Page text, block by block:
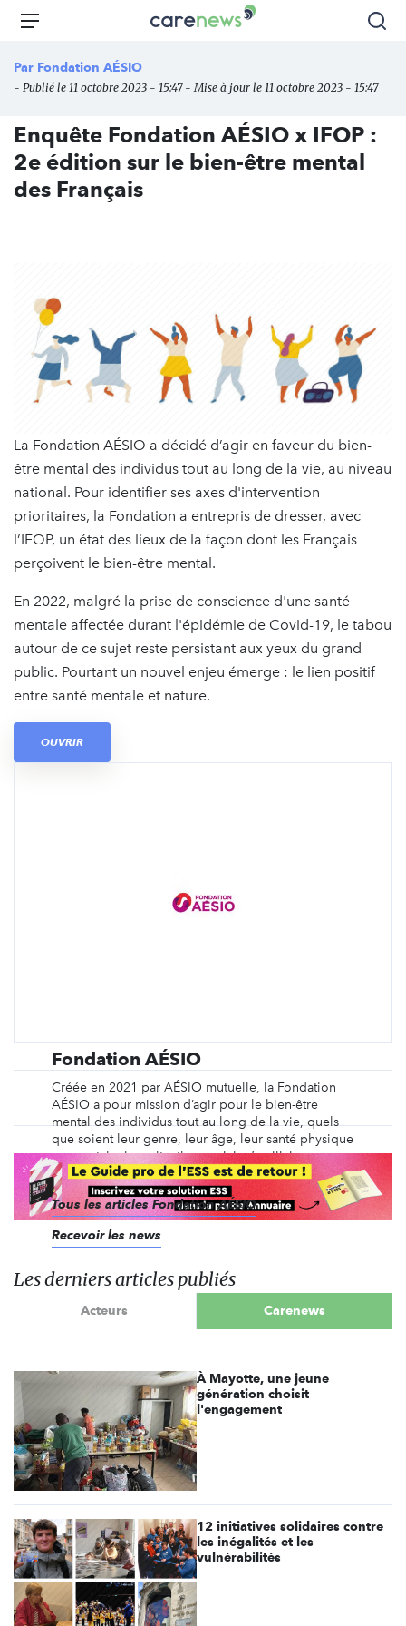
Aller
principal
Carenews,
des
de
l'engagement
Menu
Par Fondation AÉSIO
- Publié le 11 octobre 2023 - 15:47 - Mise à jour le 11 octobre 2023 - 15:47
Enquête Fondation AÉSIO x IFOP :
2e édition sur le bien-être mental
des Français
La Fondation AÉSIO a décidé d’agir en faveur du bien-
être mental des individus tout au long de la vie, au niveau
national. Pour identifier ses axes d'intervention
prioritaires, la Fondation a entrepris de dresser, avec
l’IFOP, un état des lieux de la façon dont les Français
perçoivent le bien-être mental.
En 2022, malgré la prise de conscience d'une santé
mentale affectée durant l'épidémie de Covid-19, le tabou
autour de ce sujet reste persistant aux yeux du grand
public. Pourtant un nouvel enjeu émerge : le lien positif
entre santé mentale et nature.
OUVRIR
Fondation AÉSIO
Créée en 2021 par AÉSIO mutuelle, la Fondation
AÉSIO a pour mission d’agir pour le bien-être
mental des individus tout au long de la vie, quels
que soient leur genre, leur âge, leur santé physique
ou mentale, leur situation sociale, familiale ou
professionnelle. Elle soutient des structures ...
Tous les articles Fondation AÉSIO
Recevoir les news
Les derniers articles publiés
Acteurs Carenews
À Mayotte, une jeune
génération choisit
l'engagement
12 initiatives solidaires contre
les inégalités et les
vulnérabilités